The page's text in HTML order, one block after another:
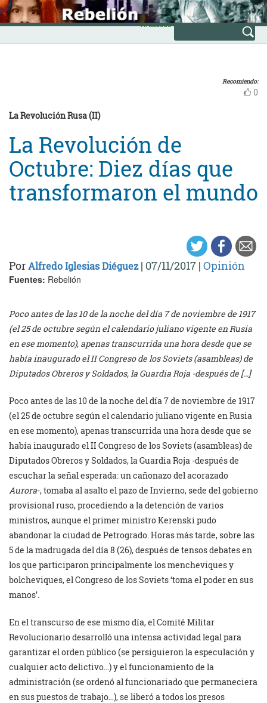
Skip
to
content
INICIO
Avanzada
Recomiendo:
0
La Revolución Rusa (II)
La Revolución de
Octubre: Diez días que
transformaron el mundo
PorAlfredo Iglesias Diéguez| 07/11/2017 | Opinión
Fuentes: Rebelión
Poco antes de las 10 de la noche del día 7 de noviembre de 1917
(el 25 de octubre según el calendario juliano vigente en Rusia
en ese momento), apenas transcurrida una hora desde que se
había inaugurado el II Congreso de los Soviets (asambleas) de
Diputados Obreros y Soldados, la Guardia Roja -después de […]
Poco antes de las 10 de la noche del día 7 de noviembre de 1917
(el 25 de octubre según el calendario juliano vigente en Rusia
en ese momento), apenas transcurrida una hora desde que se
había inaugurado el II Congreso de los Soviets (asambleas) de
Diputados Obreros y Soldados, la Guardia Roja -después de
escuchar la señal esperada: un cañonazo del acorazado
Aurora-, tomaba al asalto el pazo de Invierno, sede del gobierno
provisional ruso, procediendo a la detención de varios
ministros, aunque el primer ministro Kerenski pudo
abandonar la ciudad de Petrogrado. Horas más tarde, sobre las
5 de la madrugada del día 8 (26), después de tensos debates en
los que participaron principalmente los mencheviques y
bolcheviques, el Congreso de los Soviets ‘toma el poder en sus
manos’.
En el transcurso de ese mismo día, el Comité Militar
Revolucionario desarrolló una intensa actividad legal para
garantizar el orden público (se persiguieron la especulación y
cualquier acto delictivo…) y el funcionamiento de la
administración (se ordenó al funcionariado que permaneciera
en sus puestos de trabajo…), se liberó a todos los presos